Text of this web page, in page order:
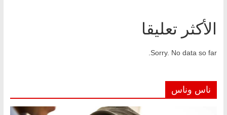
الأكثر تعليقا
Sorry. No data so far.
ناس وناس